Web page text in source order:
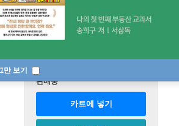
만 보기
판매중
카트에 넣기